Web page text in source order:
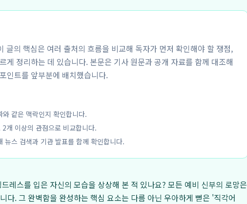
의 핵심은 여러 출처의 흐름을 비교해 독자가 먼저 확인해야 할 쟁점,
게 정리하는 데 있습니다. 본문은 기사 원문과 공개 자료를 함께 대조해
인트를 앞부분에 배치했습니다.
같은 맥락인지 확인합니다.
개 이상의 관점으로 비교합니다.
뉴스 검색과 기관 발표를 함께 확인합니다.
레스를 입은 자신의 모습을 상상해 본 적 있나요? 모든 예비 신부의 로망은
다. 그 완벽함을 완성하는 핵심 요소는 다름 아닌 우아하게 뻗은 '직각어